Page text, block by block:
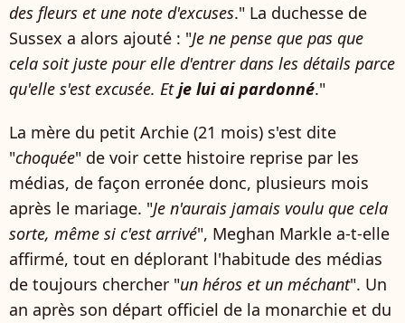
des fleurs et une note d'excuses." La duchesse de
Sussex a alors ajouté : "Je ne pense que pas que
cela soit juste pour elle d'entrer dans les détails parce
qu'elle s'est excusée. Etje lui ai pardonné."
La mère du petit Archie (21 mois) s'est dite
"choquée" de voir cette histoire reprise par les
médias, de façon erronée donc, plusieurs mois
après le mariage. "Je n'aurais jamais voulu que cela
sorte, même si c'est arrivé", Meghan Markle a-t-elle
affirmé, tout en déplorant l'habitude des médias
de toujours chercher "un héros et un méchant". Un
an après son départ officiel de la monarchie et du